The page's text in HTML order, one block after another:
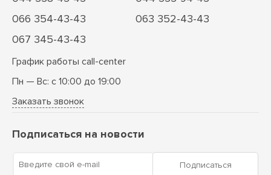
066 354-43-43
063 352-43-43
067 345-43-43
График работы call-center
Пн — Вс: с 10:00 до 19:00
Заказать звонок
Подписаться на новости
Введите свой e-mail Подписаться